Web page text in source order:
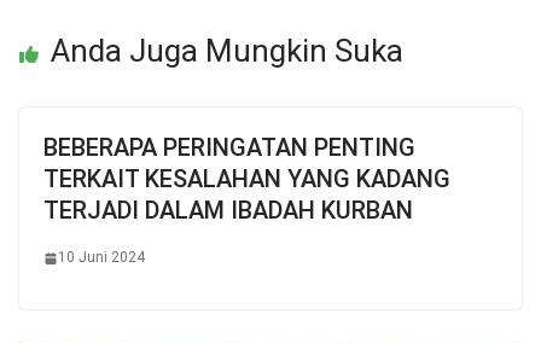
Anda Juga Mungkin Suka
BEBERAPA PERINGATAN PENTING
TERKAIT KESALAHAN YANG KADANG
TERJADI DALAM IBADAH KURBAN
10 Juni 2024